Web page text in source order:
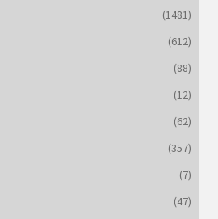
(1481)
(612)
(88)
(12)
(62)
(357)
(7)
(47)